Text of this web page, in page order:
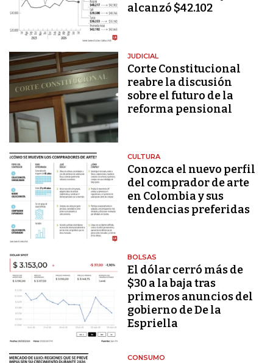
alcanzó $42.102
JUDICIAL
Corte Constitucional
reabre la discusión
sobre el futuro de la
reforma pensional
CULTURA
Conozca el nuevo perfil
del comprador de arte
en Colombia y sus
tendencias preferidas
BOLSAS
El dólar cerró más de
$30 a la baja tras
primeros anuncios del
gobierno de De la
Espriella
CONSUMO